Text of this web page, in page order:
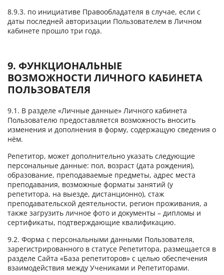
8.9.3. по инициативе Правообладателя в случае, если с
даты последней авторизации Пользователем в Личном
кабинете прошло три года.
9. ФУНКЦИОНАЛЬНЫЕ
ВОЗМОЖНОСТИ ЛИЧНОГО КАБИНЕТА
ПОЛЬЗОВАТЕЛЯ
9.1. В разделе «Личные данные» Личного кабинета
Пользователю предоставляется возможность вносить
изменения и дополнения в форму, содержащую сведения о
нём.
Репетитор, может дополнительно указать следующие
персональные данные: пол, возраст (дата рождения),
образование, преподаваемые предметы, адрес места
преподавания, возможные форматы занятий (у
репетитора, на выезде, дистанционно), стаж
преподавательской деятельности, регион проживания, а
также загрузить личное фото и документы – дипломы и
сертификаты, подтверждающие квалификацию.
9.2. Форма с персональными данными Пользователя,
зарегистрированного в статусе Репетитора, размещается в
разделе Сайта «База репетиторов» с целью обеспечения
взаимодействия между Учениками и Репетиторами.